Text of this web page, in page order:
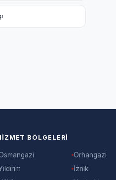
BÖLGELERI
Orhangazi
İznik